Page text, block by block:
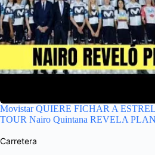
Movistar QUIERE FICHAR A
TOUR Nairo Quintana REVELA
Carretera